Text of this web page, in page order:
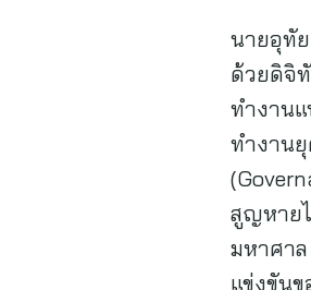
นายอุทั
ด้วยดิจิ
ทำงาน
ทำงาน
สูญหาย
มหาศา
แข่งขัน